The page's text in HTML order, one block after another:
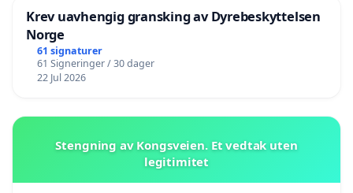
Krev uavhengig gransking av Dyrebeskyttelsen
Norge
61 signaturer
61 Signeringer / 30 dager
22 Jul 2026
Stengning av Kongsveien. Et vedtak uten
legitimitet